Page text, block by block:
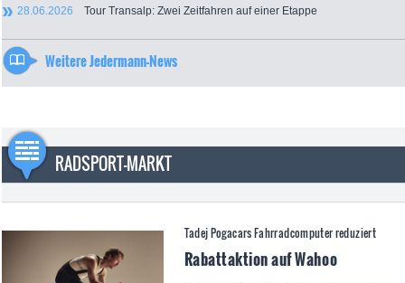
28.06.2026 Tour Transalp: Zwei Zeitfahren auf einer Etappe
Weitere Jedermann-News
RADSPORT-MARKT
Tadej Pogacars Fahrradcomputer reduziert
Rabattaktion auf Wahoo